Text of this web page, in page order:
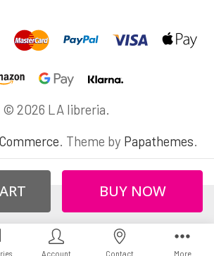
Account Contact More
© 2026 LA libreria.
. Theme by Papathemes.